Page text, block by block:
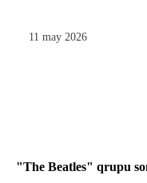
11 may 2026
​"The Beatles" qrupu